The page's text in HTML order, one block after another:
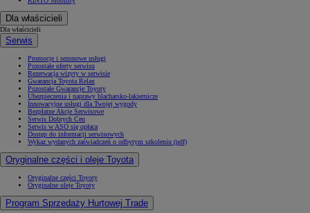
Dla właścicieli
Dla właścicieli
Serwis
Promocje i sezonowe usługi
Pozostałe oferty serwisu
Rezerwacja wizyty w serwisie
Gwarancja Toyota Relax
Pozostałe Gwarancje Toyoty
Ubezpieczenia i naprawy blacharsko-lakiernicze
Innowacyjne usługi dla Twojej wygody
Bezpłatne Akcje Serwisowe
Serwis Dobrych Cen
Serwis w ASO się opłaca
Dostęp do informacji serwisowych
Wykaz wydanych zaświadczeń o odbytym szkoleniu (pdf)
Oryginalne części i oleje Toyota
Oryginalne części Toyoty
Oryginalne oleje Toyoty
Program Sprzedaży Hurtowej Trade